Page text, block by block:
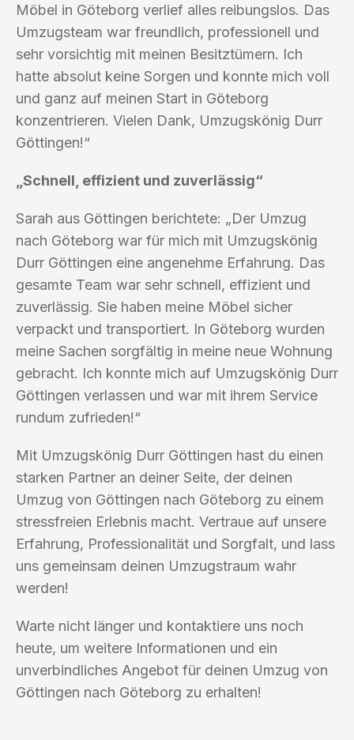
Möbel in Göteborg verlief alles reibungslos. Das
Umzugsteam war freundlich, professionell und
sehr vorsichtig mit meinen Besitztümern. Ich
hatte absolut keine Sorgen und konnte mich voll
und ganz auf meinen Start in Göteborg
konzentrieren. Vielen Dank, Umzugskönig Durr
Göttingen!“
„Schnell, effizient und zuverlässig“
Sarah aus Göttingen berichtete: „Der Umzug
nach Göteborg war für mich mit Umzugskönig
Durr Göttingen eine angenehme Erfahrung. Das
gesamte Team war sehr schnell, effizient und
zuverlässig. Sie haben meine Möbel sicher
verpackt und transportiert. In Göteborg wurden
meine Sachen sorgfältig in meine neue Wohnung
gebracht. Ich konnte mich auf Umzugskönig Durr
Göttingen verlassen und war mit ihrem Service
rundum zufrieden!“
Mit Umzugskönig Durr Göttingen hast du einen
starken Partner an deiner Seite, der deinen
Umzug von Göttingen nach Göteborg zu einem
stressfreien Erlebnis macht. Vertraue auf unsere
Erfahrung, Professionalität und Sorgfalt, und lass
uns gemeinsam deinen Umzugstraum wahr
werden!
Warte nicht länger und kontaktiere uns noch
heute, um weitere Informationen und ein
unverbindliches Angebot für deinen Umzug von
Göttingen nach Göteborg zu erhalten!